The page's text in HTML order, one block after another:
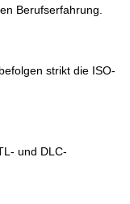
Berufserfahrung.
strikt die ISO-
und DLC-